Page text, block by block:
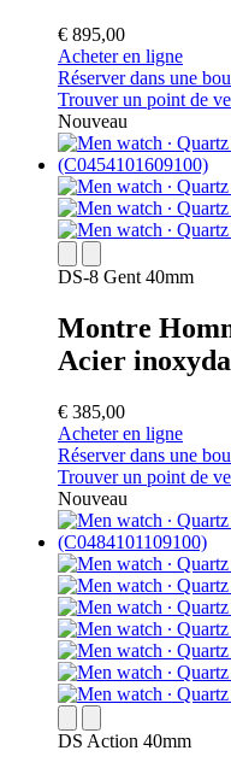
€ 895,00
Acheter en ligne
Réserver dans une
Trouver un point de
Nouveau
DS-8 Gent 40mm
Montre
Acier
€ 385,00
Acheter en ligne
Réserver dans une
Trouver un point de
Nouveau
DS Action 40mm